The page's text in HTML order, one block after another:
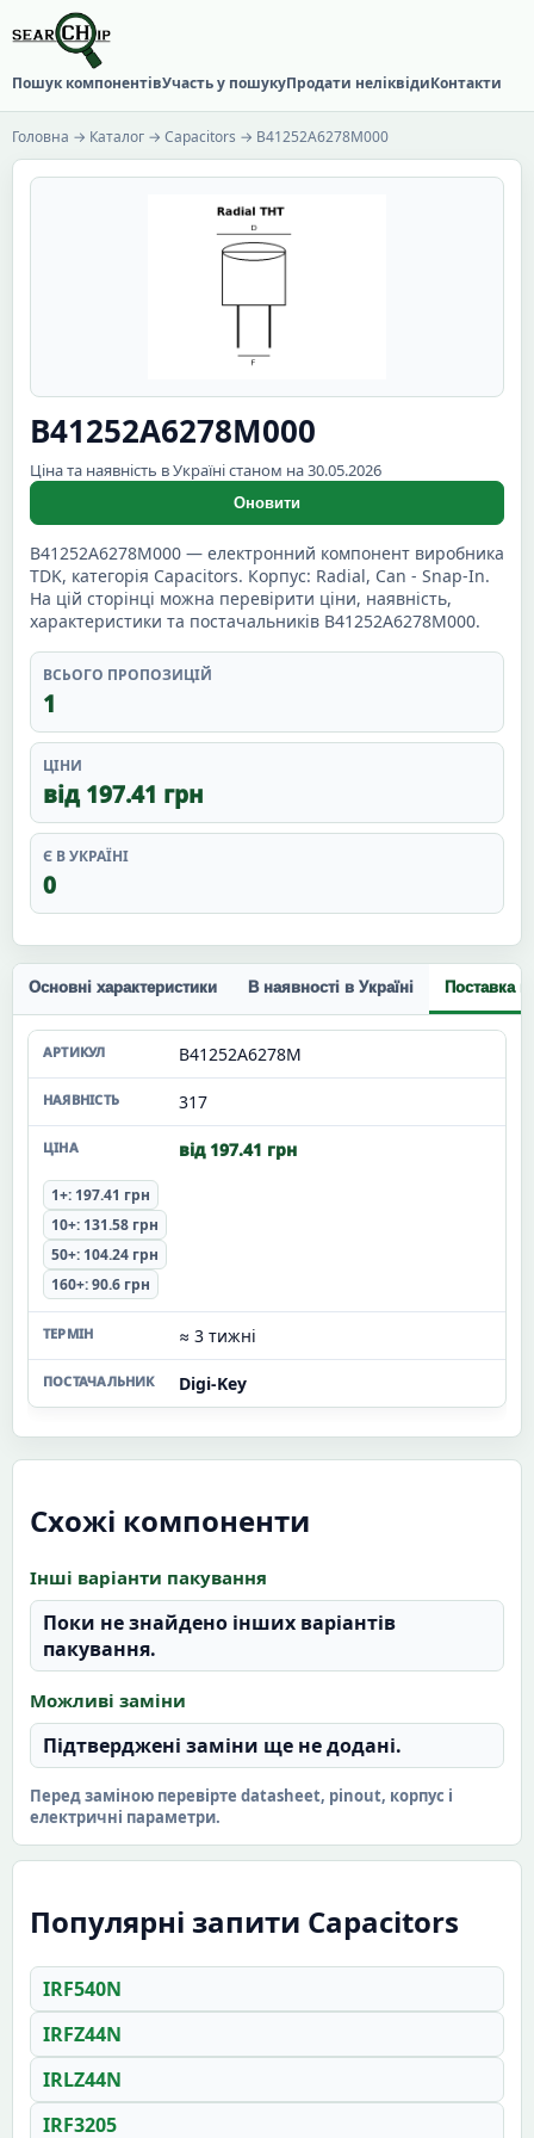
Пошук компонентівУчасть у пошукуПродати неліквідиКонтакти
Головна → Каталог → Capacitors → B41252A6278M000
B41252A6278M000
Ціна та наявність в Україні станом на 30.05.2026
Оновити
B41252A6278M000 — електронний компонент виробника
TDK, категорія Capacitors. Корпус: Radial, Can - Snap-In.
На цій сторінці можна перевірити ціни, наявність,
характеристики та постачальників B41252A6278M000.
ВСЬОГО ПРОПОЗИЦІЙ
1
ЦІНИ
від 197.41 грн
Є В УКРАЇНІ
0
Основні характеристики В наявності в Україні Поставка
B41252A6278M
317
від 197.41 грн
1+: 197.41 грн
10+: 131.58 грн
50+: 104.24 грн
160+: 90.6 грн
≈ 3 тижні
Digi-Key
Схожі компоненти
Інші варіанти пакування
Поки не знайдено інших варіантів
пакування.
Можливі заміни
Підтверджені заміни ще не додані.
Перед заміною перевірте datasheet, pinout, корпус і
електричні параметри.
Популярні запити Capacitors
IRF540N
IRFZ44N
IRLZ44N
IRF3205